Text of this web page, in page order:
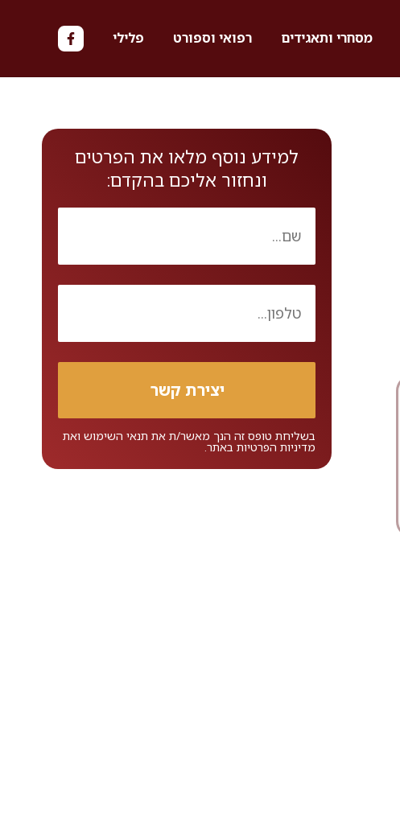
מסחרי ותאגידים רפואי וספורט פלילי
למידע נוסף מלאו את הפרטים
ונחזור אליכם בהקדם:
בשליחת טופס זה הנך מאשר/ת את תנאי השימושואת
מדיניות הפרטיותבאתר.